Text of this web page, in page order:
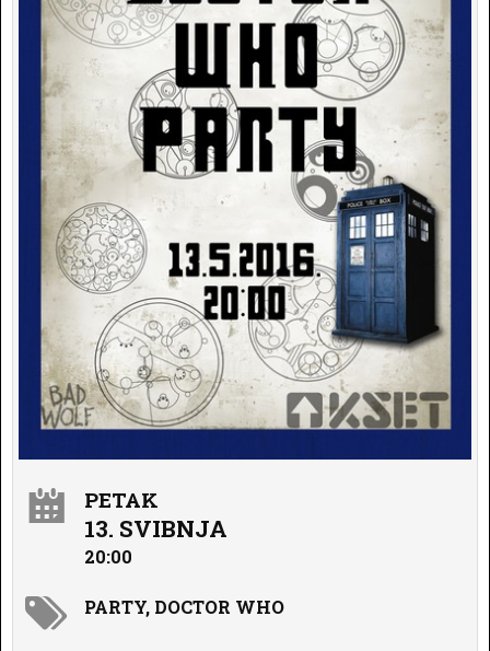
PETAK
13. SVIBNJA
20:00
PARTY, DOCTOR WHO